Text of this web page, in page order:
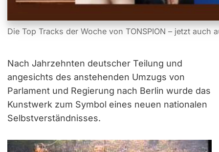
Die Top Tracks der Woche von TONSPION – jetzt auch
Nach Jahrzehnten deutscher Teilung und
angesichts des anstehenden Umzugs von
Parlament und Regierung nach Berlin wurde das
Kunstwerk zum Symbol eines neuen nationalen
Selbstverständnisses.